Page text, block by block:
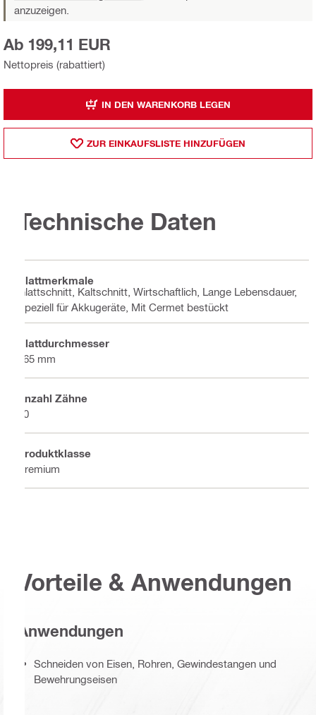
anzuzeigen.
Nettopreis (rabattiert)
Ab 199,11 EUR
IN DEN WARENKORB LEGEN
ZUR EINKAUFSLISTE HINZUFÜGEN
Technische Daten
Blattmerkmale
Glattschnitt, Kaltschnitt, Wirtschaftlich, Lange Lebensdauer,
Speziell für Akkugeräte, Mit Cermet bestückt
Blattdurchmesser
165 mm
Anzahl Zähne
40
Produktklasse
Premium
Vorteile & Anwendungen
Anwendungen
Schneiden von Eisen, Rohren, Gewindestangen und
Bewehrungseisen